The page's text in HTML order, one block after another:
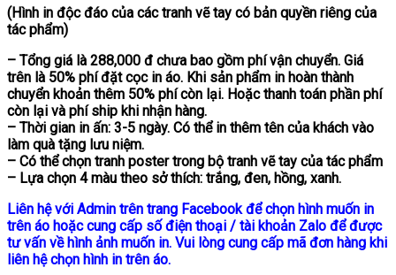
(Hình in độc đáo của các tranh vẽ tay có bản quyền riêng của
tác phẩm)
– Tổng giá là 288,000 đ chưa bao gồm phí vận chuyển. Giá
trên là 50% phí đặt cọc in áo. Khi sản phẩm in hoàn thành
chuyển khoản thêm 50% phí còn lại. Hoặc thanh toán phần phí
còn lại và phí ship khi nhận hàng.
– Thời gian in ấn: 3-5 ngày. Có thể in thêm tên của khách vào
làm quà tặng lưu niệm.
– Có thể chọn tranh poster trong bộ tranh vẽ tay của tác phẩm
– Lựa chọn 4 màu theo sở thích: trắng, đen, hồng, xanh.
Liên hệ với Admin trên trang Facebook để chọn hình muốn in
trên áo hoặc cung cấp số điện thoại / tài khoản Zalo để được
tư vấn về hình ảnh muốn in. Vui lòng cung cấp mã đơn hàng khi
liên hệ chọn hình in trên áo.